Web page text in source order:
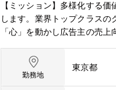
【ミッション】多様化する
します。業界トップクラス
「心」を動かし広告主の売
の掛け算で広告主様とブラ
グを実現する業務をお任せ
ーサーとして次世代のブラン
勤務地
東京都